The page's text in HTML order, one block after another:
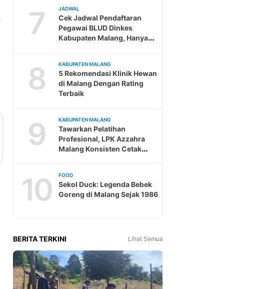
7 JADWAL
Cek Jadwal Pendaftaran
Pegawai BLUD Dinkes
Kabupaten Malang, Hanya
8 KABUPATEN MALANG
5 Rekomendasi Klinik Hewan
di Malang Dengan Rating
Terbaik
9 KABUPATEN MALANG
Tawarkan Pelatihan
Profesional, LPK Azzahra
Malang Konsisten Cetak
10 FOOD
Sekol Duck: Legenda Bebek
Goreng di Malang Sejak 1986
BERITA TERKINI Lihat Semua